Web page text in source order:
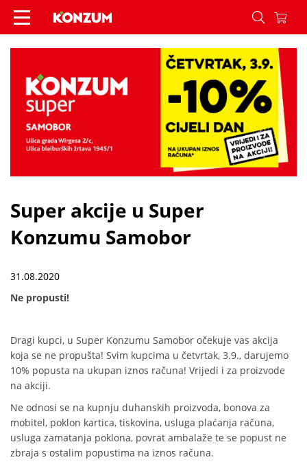
Super akcije u Super Konzumu Samobor - Vijesti
Super akcije u Super
Konzumu Samobor
31.08.2020
Ne propusti!
Dragi kupci, u Super Konzumu Samobor očekuje vas akcija
koja se ne propušta! Svim kupcima u četvrtak, 3.9., darujemo
10% popusta na ukupan iznos računa! Vrijedi i za proizvode
na akciji.
Ne odnosi se na kupnju duhanskih proizvoda, bonova za
mobitel, poklon kartica, tiskovina, usluga plaćanja računa,
usluga zamatanja poklona, povrat ambalaže te se popust ne
zbraja s ostalim popustima na iznos računa.